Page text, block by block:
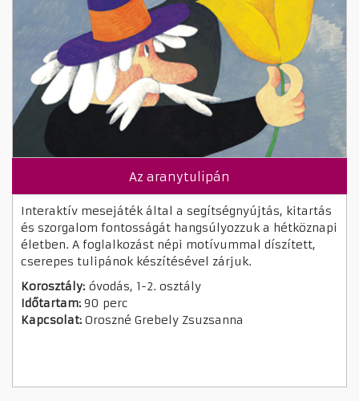
Az aranytulipán
Interaktív mesejáték által a segítségnyújtás, kitartás
és szorgalom fontosságát hangsúlyozzuk a hétköznapi
életben. A foglalkozást népi motívummal díszített,
cserepes tulipánok készítésével zárjuk.
Korosztály: óvodás, 1-2. osztály
Időtartam: 90 perc
Kapcsolat: Oroszné Grebely Zsuzsanna